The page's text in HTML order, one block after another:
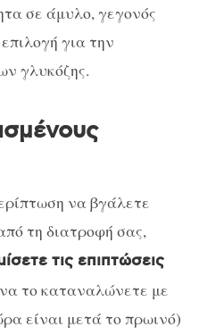
σε άμυλο, γεγονός
για την
γλυκόζης.
να βγάλετε
τη διατροφή σας,
τις επιπτώσεις
το καταναλώνετε με
είναι μετά το πρωινό)